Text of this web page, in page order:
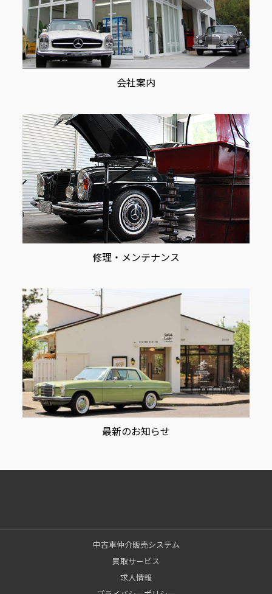
会社案内
修理・メンテナンス
最新のお知らせ
中古車仲介販売システム
買取サービス
求人情報